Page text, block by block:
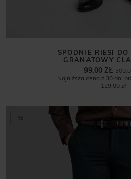
SPODNIE RIESI DO
GRANATOWY
99,00 ZŁ
Najniższa cena z 30 dni
129,00 zł
%